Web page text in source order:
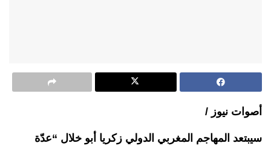
أصوات نيوز /
سيبتعد المهاجم المغربي الدولي زكريا أبو خلال “عدّة